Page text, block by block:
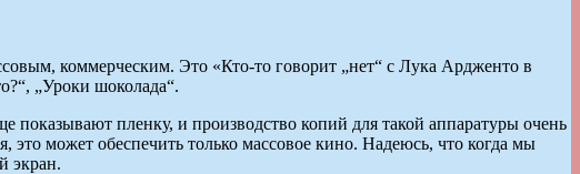
коммерческим. Это «Кто-то говорит „нет“ с Лука Ардженто в
„Уроки шоколада“.
пленку, и производство копий для такой аппаратуры очень
это может обеспечить только массовое кино. Надеюсь, что когда мы
экран.